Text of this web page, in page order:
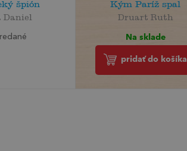
špión
Daniel
Kým Paríž spal
Druart Ruth
Na sklade
pridať do košíka